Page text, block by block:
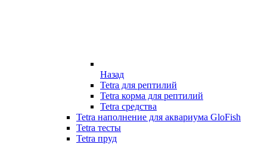
Назад
Tetra для рептилий
Tetra корма для рептилий
Tetra средства
Tetra наполнение для аквариума GloFish
Tetra тесты
Tetra пруд